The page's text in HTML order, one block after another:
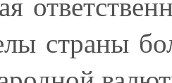
страны